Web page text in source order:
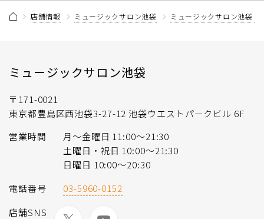
店舗情報 ミュージックサロン池袋 ミュージックサロン池袋
ミュージックサロン池袋
〒171-0021
東京都豊島区西池袋3-27-12 池袋ウエストパークビル 6F
営業時間
月〜金曜日 11:00〜21:30
土曜日・祝日 10:00〜21:30
日曜日 10:00〜20:30
電話番号
03-5960-0152
店舗SNS